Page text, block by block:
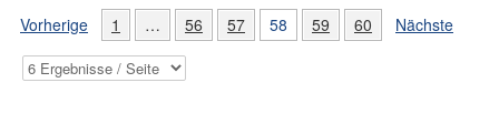
Vorherige 1 … 56 57 58 59 60 Nächste